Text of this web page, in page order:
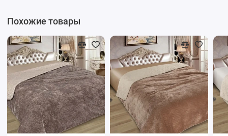
Похожие товары